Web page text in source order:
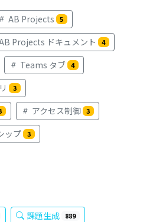
AB Projects 5
Projects ドキュメント 4
Teams タブ 4
3
アクセス制御 3
ップ 3
課題生成 889